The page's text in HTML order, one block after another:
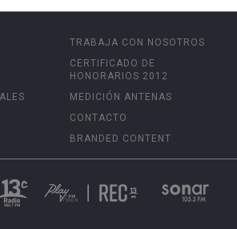
TRABAJA CON NOSOTROS
CERTIFICADO DE
HONORARIOS 2012
MEDICIÓN ANTENAS
CONTACTO
BRANDED CONTENT